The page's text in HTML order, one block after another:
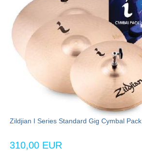
Zildjian I Series Standard Gig Cymbal Pack
310,00 EUR